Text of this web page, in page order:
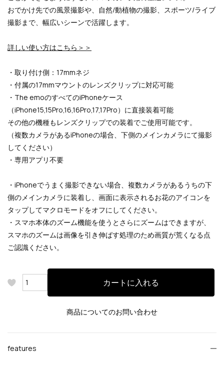
おでかけ先での風景撮影や、自然/動植物の撮影、スポーツ/ライブ
撮影まで、幅広いシーンで活躍し ます。
詳しい使い方はこちら＞＞
・取り付け側：17mmネジ
・付属の17mmマウントのレンズクリップに対応可能
・The emoのすべてのiPhoneケース
（iPhone15,15Pro,16,16Pro,17,17Pro）に直接装着可能
その他の機種もレンズクリップでの装着でご使用可能です。
（複数カメラがあるiPhoneの場合、下側のメインカメラにて撮影
してください）
・専用アプリ不要
・iPhoneでうまく撮影できない場合、複数カメラがあるうちの下
側のメインカメラに装着し、画面に表示されるお花のアイコンを
タップしてマクロモードをオフにしてください。
・スマホ本体のズーム機能を使うとさらにズームはできますが、
スマホのズームは画像を引き伸ばす処理のため画質が荒くなる点
ご認識ください。
カートに入れる
商品についてのお問い合わせ
features